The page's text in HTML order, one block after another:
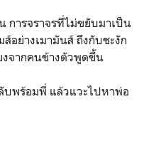
การจราจรที่ไม่ขยับมาเป็น
อย่างเมามันส์ ถึงกับชะงัก
งจากคนข้างตัวพูดขึ้น
บพร้อมพี่ แล้วแวะไปหาพ่อ